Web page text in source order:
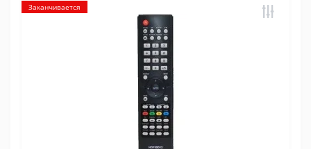
Заканчивается